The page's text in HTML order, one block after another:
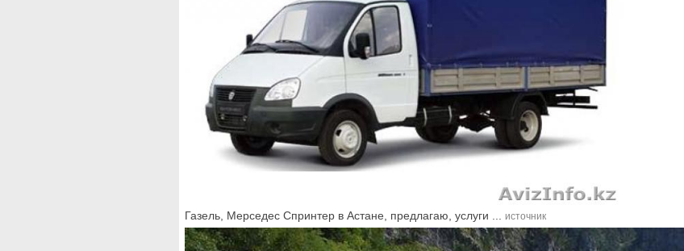
Газель, Мерседес Спринтер в Астане, предлагаю, услуги ... источник